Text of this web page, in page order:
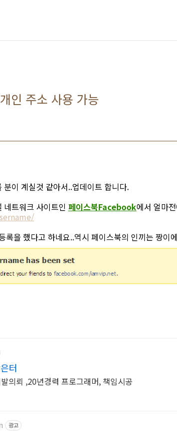
인 주소 사용 가능
이 계실것 같아서..업데이트 합니다.
네트워크 사이트인 페이스북Facebook에서 얼마
록을 했다고 하네요..역시 페이스북의 인끼는 짱이
터
의뢰 ,20년경력 프로그래머, 책임시공
광고